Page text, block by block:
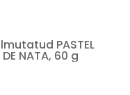
PASTEL
DE NATA, 60 g